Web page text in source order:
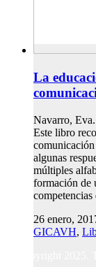
La
Navarro,
Este libro
algunas
múltiples
formación de
26 enero,
GICAVH,